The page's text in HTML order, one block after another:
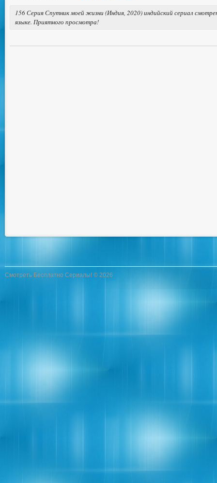
156 Серия Спутник моей жизни (Индия, 2020) индийский сериал
языке. Приятного просмотра!
Смотреть Бесплатно Сериалы! © 2026